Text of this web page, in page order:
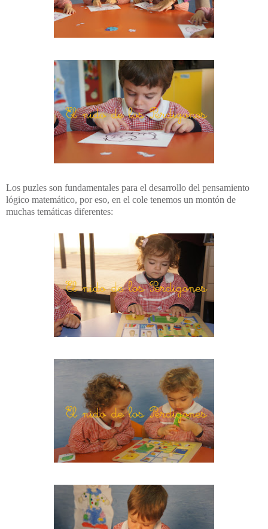
Los puzles son fundamentales para el desarrollo del pensamiento
lógico matemático, por eso, en el cole tenemos un montón de
muchas temáticas diferentes: